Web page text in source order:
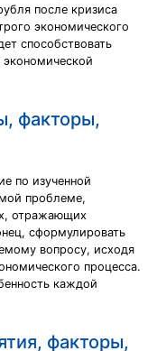
после кризиса
экономического
способствовать
факторы,
по изученной
проблеме,
отражающих
сформулировать
вопросу, исходя
процесса.
каждой
факторы,